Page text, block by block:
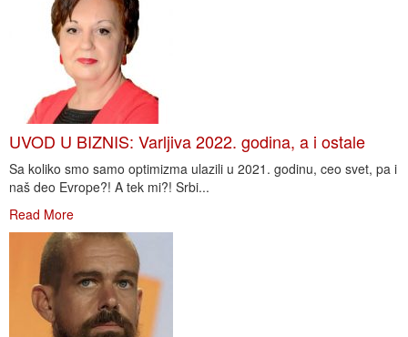
UVOD U BIZNIS: Varljiva 2022. godina, a i ostale
Sa koliko smo samo optimizma ulazili u 2021. godinu, ceo svet, pa i
naš deo Evrope?! A tek mi?! Srbi...
Read More